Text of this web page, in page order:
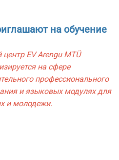
на обучение
центр EV Arengu MTÜ
на сфере
профессионального
и языковых модулях для
и молодежи.